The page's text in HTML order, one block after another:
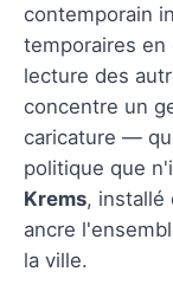
contemporain
temporaires en
lecture des
concentre un
caricature —
politique que
Krems, installé
ancre
la ville.